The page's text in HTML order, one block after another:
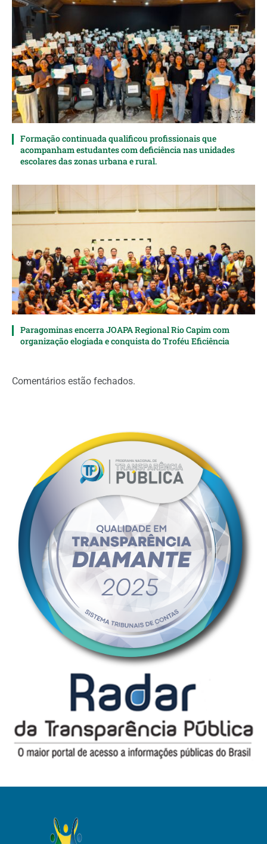
Formação continuada qualificou profissionais que
acompanham estudantes com deficiência nas unidades
escolares das zonas urbana e rural.
Paragominas encerra JOAPA Regional Rio Capim com
organização elogiada e conquista do Troféu Eficiência
Comentários estão fechados.